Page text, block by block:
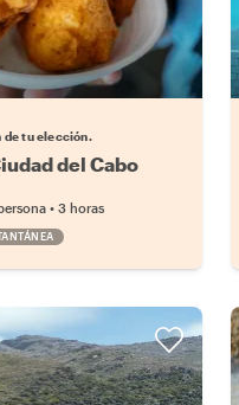
de tu elección.
del Cabo
•3 horas